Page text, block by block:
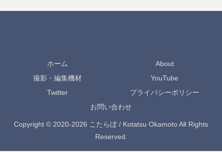
ホーム
About
撮影・編集機材
YouTube
Twitter
プライバシーポリシー
お問い合わせ
Copyright © 2020-2026 こたらぼ / Kotatsu Okamoto All Rights
Reserved.